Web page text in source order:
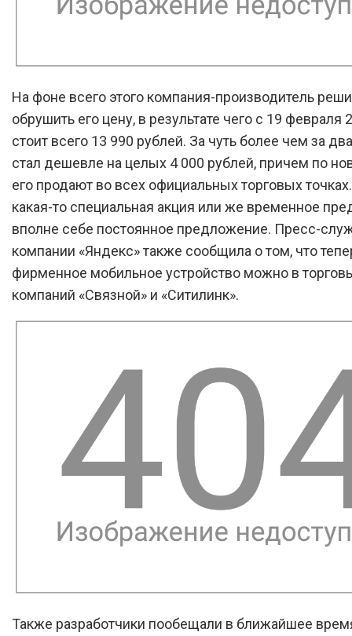
На фоне всего этого компания-производитель
обрушить его цену, в результате чего с 19 февраля
стоит всего 13 990 рублей. За чуть более чем за
стал дешевле на целых 4 000 рублей, причем по
его продают во всех официальных торговых
какая-то специальная акция или же временное
вполне себе постоянное предложение. Пресс-
компании «Яндекс» также сообщила о том, что
фирменное мобильное устройство можно в
компаний «Связной» и «Ситилинк».
Также разработчики пообещали в ближайшее